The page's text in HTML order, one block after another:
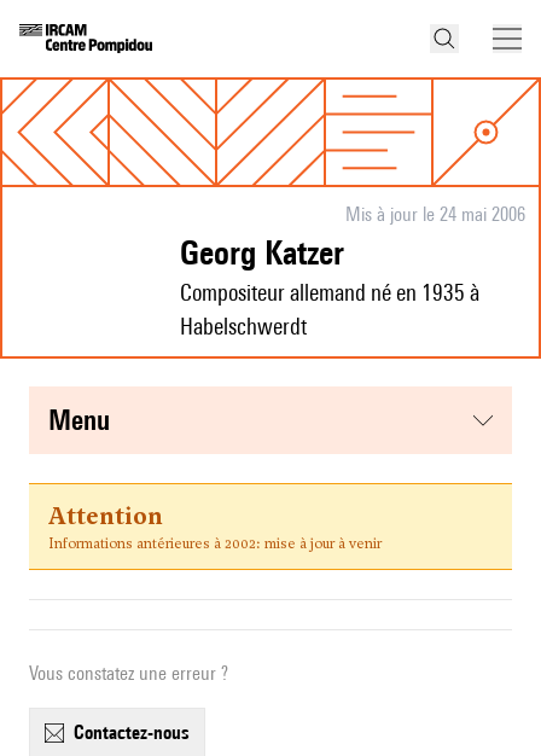
Mis à jour le 24 mai 2006
Georg Katzer
Compositeur allemand né en 1935 à
Habelschwerdt
menu
Attention
Informations antérieures à 2002: mise à jour à venir
Vous constatez une erreur ?
contactez-nous